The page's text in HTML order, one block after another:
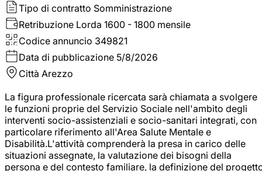
Tipo di contratto Somministrazione
Retribuzione Lorda 1600 - 1800 mensile
Codice annuncio 349821
Data di pubblicazione 5/8/2026
Città Arezzo
La figura professionale ricercata sarà chiamata a svolgere
le funzioni proprie del Servizio Sociale nell'ambito degli
interventi socio-assistenziali e socio-sanitari integrati, con
particolare riferimento all'Area Salute Mentale e
Disabilità.L'attività comprenderà la presa in carico delle
situazioni assegnate, la valutazione dei bisogni della
persona e del contesto familiare, la definizione del